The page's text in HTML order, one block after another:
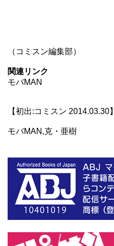
（コミスン編集部）
関連リンク
モバMAN
【初出:コミスン 2014.03.30】
モバMAN,克・亜樹